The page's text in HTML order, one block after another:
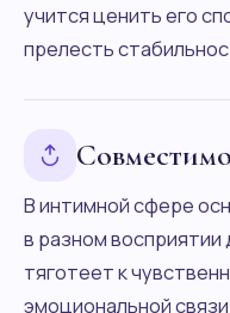
учится ценить его
прелесть
В интимной сфере
в разном
тяготеет к
эмоциональной